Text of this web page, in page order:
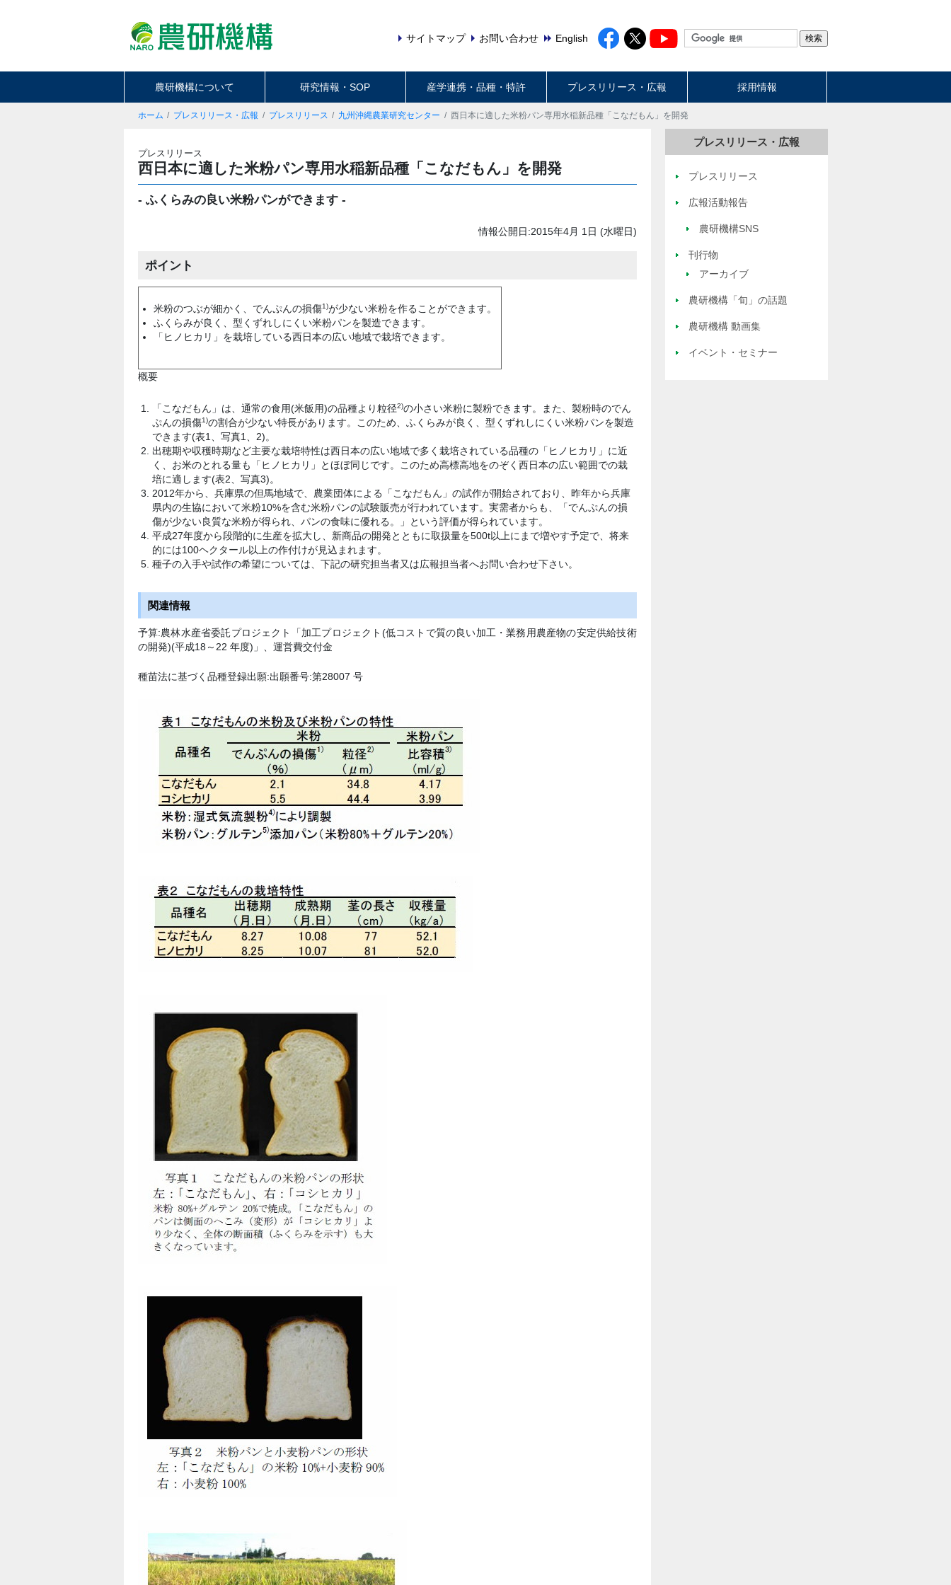
サイトマップ お問い合わせ English
農研機構について 研究情報・SOP 産学連携・品種・特許 プレスリリース・広報 採用情報
ホーム プレスリリース・広報 プレスリリース 九州沖縄農業研究センター 西日本に適した米粉パン専用水稲新品種「こなだもん」を開発
プレスリリース
西日本に適した米粉パン専用水稲新品種「こなだもん」を開発
- ふくらみの良い米粉パンができます -
情報公開日:2015年4月 1日 (水曜日)
ポイント
米粉のつぶが細かく、でんぷんの損傷1)が少ない米粉を作ることができます。
ふくらみが良く、型くずれしにくい米粉パンを製造できます。
「ヒノヒカリ」を栽培している西日本の広い地域で栽培できます。
概要
「こなだもん」は、通常の食用(米飯用)の品種より粒径2)の小さい米粉に製粉できます。また、製粉時のでん
ぷんの損傷1)の割合が少ない特長があります。このため、ふくらみが良く、型くずれしにくい米粉パンを製造
できます(表1、写真1、2)。
出穂期や収穫時期など主要な栽培特性は西日本の広い地域で多く栽培されている品種の「ヒノヒカリ」に近
く、お米のとれる量も「ヒノヒカリ」とほぼ同じです。このため高標高地をのぞく西日本の広い範囲での栽
培に適します(表2、写真3)。
2012年から、兵庫県の但馬地域で、農業団体による「こなだもん」の試作が開始されており、昨年から兵庫
県内の生協において米粉10%を含む米粉パンの試験販売が行われています。実需者からも、「でんぷんの損
傷が少ない良質な米粉が得られ、パンの食味に優れる。」という評価が得られています。
平成27年度から段階的に生産を拡大し、新商品の開発とともに取扱量を500t以上にまで増やす予定で、将来
的には100ヘクタール以上の作付けが見込まれます。
種子の入手や試作の希望については、下記の研究担当者又は広報担当者へお問い合わせ下さい。
関連情報
予算:農林水産省委託プロジェクト「加工プロジェクト(低コストで質の良い加工・業務用農産物の安定供給技術
の開発)(平成18～22 年度)」、運営費交付金
種苗法に基づく品種登録出願:出願番号:第28007 号
プレスリリース・広報
プレスリリース
広報活動報告
農研機構SNS
刊行物
アーカイブ
農研機構「旬」の話題
農研機構 動画集
イベント・セミナー